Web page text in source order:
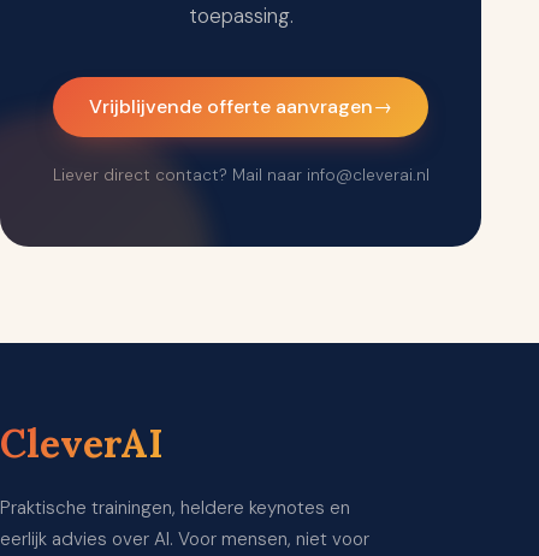
toepassing.
Vrijblijvende offerte aanvragen→
Liever direct contact? Mail naar info@cleverai.nl
CleverAI
Praktische trainingen, heldere keynotes en
eerlijk advies over AI. Voor mensen, niet voor